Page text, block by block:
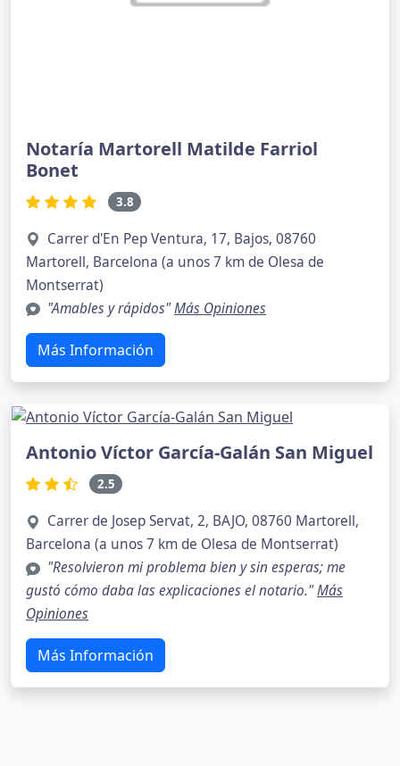
Notaría Martorell Matilde Farriol
Bonet
3.8
Carrer d'En Pep Ventura, 17, Bajos, 08760
Martorell, Barcelona (a unos 7 km de Olesa de
Montserrat)
"Amables y rápidos"Más Opiniones
Más Información
Antonio Víctor García-Galán San Miguel
2.5
Carrer de Josep Servat, 2, BAJO, 08760 Martorell,
Barcelona (a unos 7 km de Olesa de Montserrat)
"Resolvieron mi problema bien y sin esperas; me
gustó cómo daba las explicaciones el notario."Más
Opiniones
Más Información